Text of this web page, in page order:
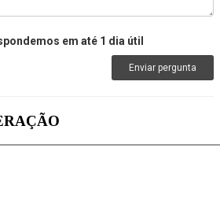
em até 1 dia útil
Enviar pergunta